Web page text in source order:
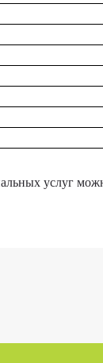
услуг